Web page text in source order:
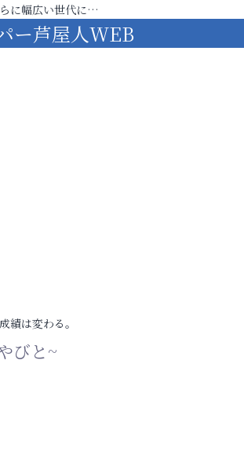
に幅広い世代に…
ー芦屋人WEB
績は変わる。
びと~